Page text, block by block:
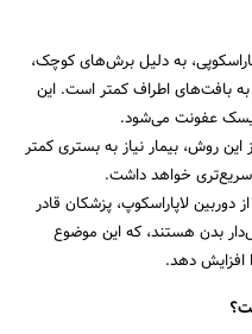
به دلیل برش‌های کوچک،
بافت‌های اطراف کمتر است. این
عفونت می‌شود.
این روش، بیمار نیاز به بستری کمتر
سریع‌تری خواهد داشت.
دوربین لاپاراسکوپ، پزشکان قادر
بدن هستند، که این موضوع
افزایش دهد.